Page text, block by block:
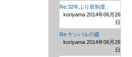
Re:32年ぶり班制度
koriyama 2014年06月26
日
Re:ヤンバルの森
koriyama 2014年06月26
日